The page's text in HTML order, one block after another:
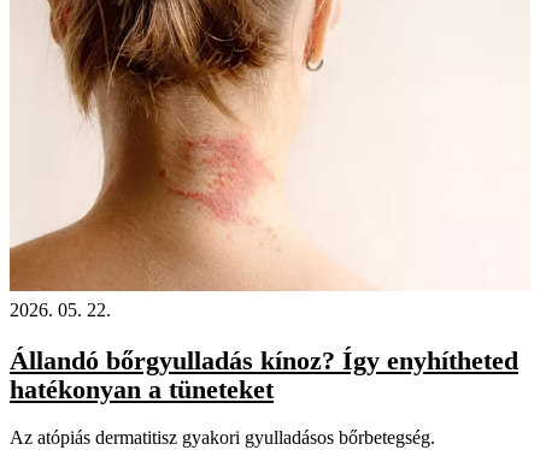
2026. 05. 22.
Állandó bőrgyulladás kínoz? Így enyhítheted
hatékonyan a tüneteket
Az atópiás dermatitisz gyakori gyulladásos bőrbetegség.